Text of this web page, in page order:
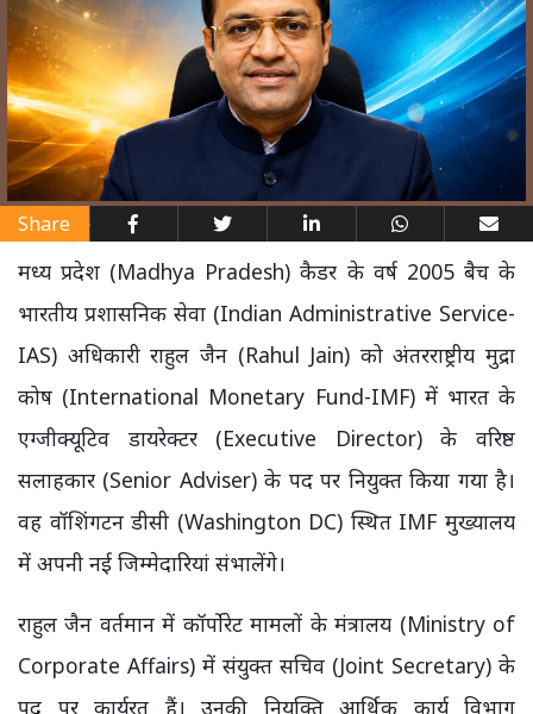
Share
मध्य प्रदेश (Madhya Pradesh) कैडर के वर्ष 2005 बैच के
भारतीय प्रशासनिक सेवा (Indian Administrative Service-
IAS) अधिकारी राहुल जैन (Rahul Jain) को अंतरराष्ट्रीय मुद्रा
कोष (International Monetary Fund-IMF) में भारत के
एग्जीक्यूटिव डायरेक्टर (Executive Director) के वरिष्ठ
सलाहकार (Senior Adviser) के पद पर नियुक्त किया गया है।
वह वॉशिंगटन डीसी (Washington DC) स्थित IMF मुख्यालय
में अपनी नई जिम्मेदारियां संभालेंगे।
राहुल जैन वर्तमान में कॉर्पोरेट मामलों के मंत्रालय (Ministry of
Corporate Affairs) में संयुक्त सचिव (Joint Secretary) के
पद पर कार्यरत हैं। उनकी नियुक्ति आर्थिक कार्य विभाग